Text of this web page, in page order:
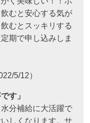
むと安心する気が
むとスッキリする
期で申し込みしま
5/12）
す」
分補給に大活躍で
しくなります。サ